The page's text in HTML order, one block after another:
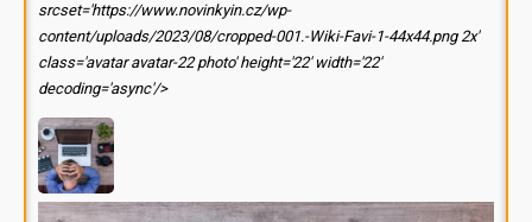
srcset='https://www.novinkyin.cz/wp-
content/uploads/2023/08/cropped-001.-Wiki-Favi-1-44x44.png 2x'
class='avatar avatar-22 photo' height='22' width='22'
decoding='async'/>